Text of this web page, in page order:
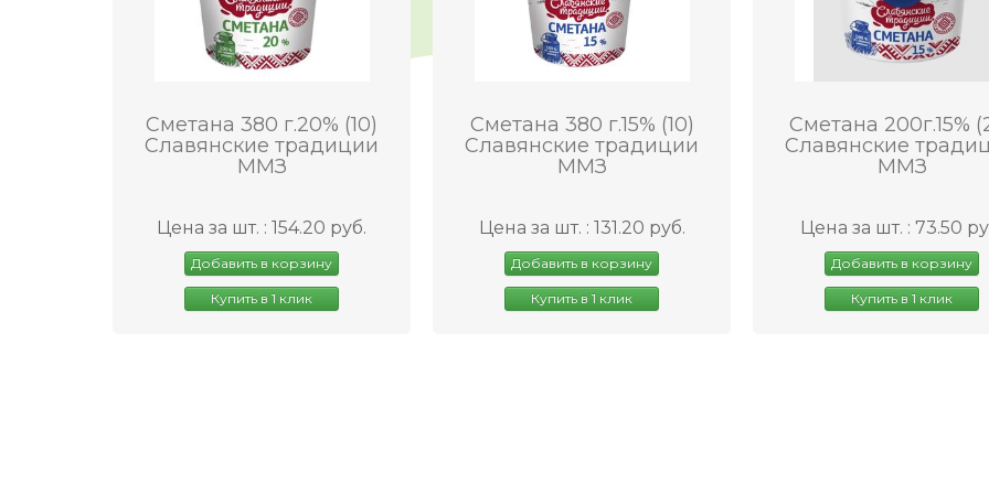
Сметана 380 г.20% (10)
Славянские традиции
ММЗ
Цена за шт. : 154.20 руб.
Добавить в корзину
Купить в 1 клик
Сметана 380 г.15% (10)
Славянские традиции
ММЗ
Цена за шт. : 131.20 руб.
Добавить в корзину
Купить в 1 клик
Сметана 200г.15%
Славянские
ММЗ
Цена за шт. : 73.50
Добавить в корзину
Купить в 1 клик